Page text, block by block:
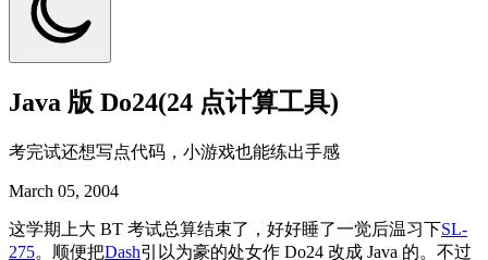
Java 版 Do24(24 点计算工具)
考完试还想写点代码，小游戏也能练出手感
March 05, 2004
这学期上大 BT 考试总算结束了，好好睡了一觉后温习下SL-
275。顺便把Dash引以为豪的处女作 Do24 改成 Java 的。不过